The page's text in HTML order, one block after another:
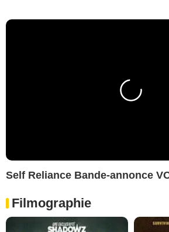
Self Reliance Bande-annonce
Filmographie